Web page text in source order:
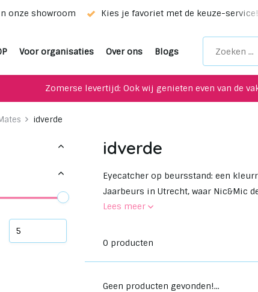
onze showroom Kies je favoriet met de keuze-service!
Voor organisaties Over ons Blogs
Zomerse levertijd: Ook wij genieten even van de
idverde
idverde
Eyecatcher op beursstand: een
Jaarbeurs in Utrecht, waar Nic&Mic
Lees meer
0 producten
Geen producten gevonden!...